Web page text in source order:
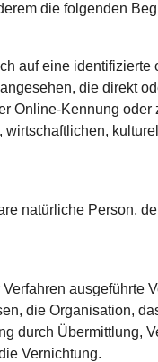
die folgenden
auf eine
die direkt
Online-Kennung
natürliche Person,
die Organisation,
durch Übermittlung,
Vernichtung.